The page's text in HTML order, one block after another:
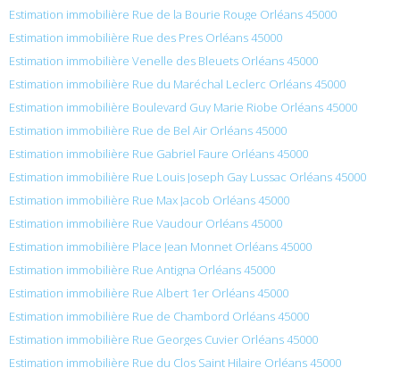
Estimation immobilière Rue de la Bourie Rouge Orléans 45000
Estimation immobilière Rue des Pres Orléans 45000
Estimation immobilière Venelle des Bleuets Orléans 45000
Estimation immobilière Rue du Maréchal Leclerc Orléans 45000
Estimation immobilière Boulevard Guy Marie Riobe Orléans 45000
Estimation immobilière Rue de Bel Air Orléans 45000
Estimation immobilière Rue Gabriel Faure Orléans 45000
Estimation immobilière Rue Louis Joseph Gay Lussac Orléans 45000
Estimation immobilière Rue Max Jacob Orléans 45000
Estimation immobilière Rue Vaudour Orléans 45000
Estimation immobilière Place Jean Monnet Orléans 45000
Estimation immobilière Rue Antigna Orléans 45000
Estimation immobilière Rue Albert 1er Orléans 45000
Estimation immobilière Rue de Chambord Orléans 45000
Estimation immobilière Rue Georges Cuvier Orléans 45000
Estimation immobilière Rue du Clos Saint Hilaire Orléans 45000